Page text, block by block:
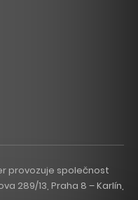
provozuje společnost
289/13, Praha 8 – Karlín,